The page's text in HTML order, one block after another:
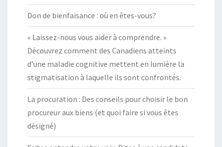
Don de bienfaisance : où en êtes-vous?
« Laissez-nous vous aider à comprendre. »
Découvrez comment des Canadiens atteints
d’une maladie cognitive mettent en lumière la
stigmatisation à laquelle ils sont confrontés.
La procuration : Des conseils pour choisir le bon
procureur aux biens (et quoi faire si vous êtes
désigné)